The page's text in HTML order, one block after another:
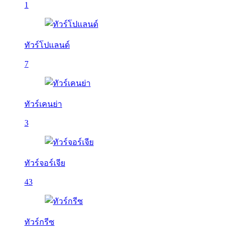
1
ทัวร์โปแลนด์
7
ทัวร์เคนย่า
3
ทัวร์จอร์เจีย
43
ทัวร์กรีซ